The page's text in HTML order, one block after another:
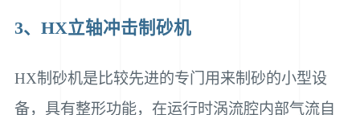
3、HX立轴冲击制砂机
HX制砂机是比较先进的专门用来制砂的小型设
备，具有整形功能，在运行时涡流腔内部气流自